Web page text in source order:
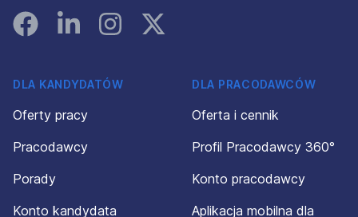
FacebookLinked InInstagramInstagram
DLA KANDYDATÓW
Oferty pracy
Pracodawcy
Porady
Konto kandydata
DLA PRACODAWCÓW
Oferta i cennik
Profil Pracodawcy 360°
Konto pracodawcy
Aplikacja mobilna dla